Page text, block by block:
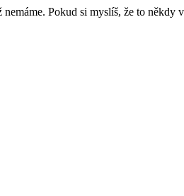
Pokud si myslíš, že to